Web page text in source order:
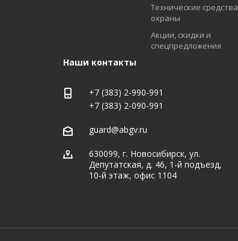
Технические средства
охраны
Акции, скидки и
спецпредложения
Наши контакты
+7 (383) 2-990-991
+7 (383) 2-090-991
guard@abgv.ru
630099, г. Новосибирск, ул.
Депутатская, д. 46, 1‑й подъезд,
10‑й этаж, офис 1104